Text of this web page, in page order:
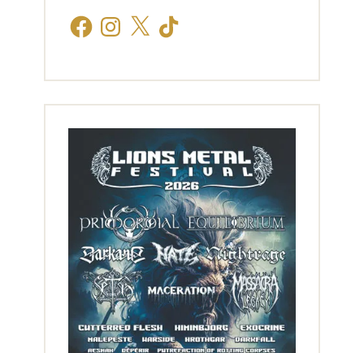
FacebookInstagram
X TikTok